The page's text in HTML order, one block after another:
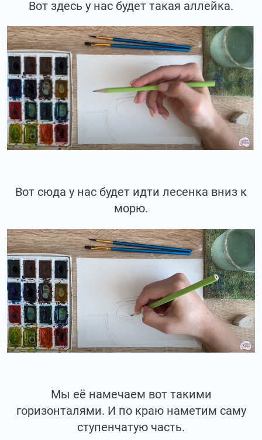
Вот здесь у нас будет такая аллейка.
Вот сюда у нас будет идти лесенка вниз к
морю.
Мы её намечаем вот такими
горизонталями. И по краю наметим саму
ступенчатую часть.